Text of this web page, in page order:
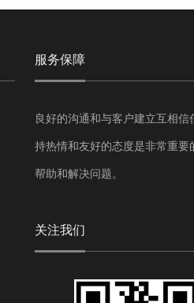
服务保障
良好的沟通和与客户建立互相
持热情和友好的态度是非常重要
帮助和解决问题。
关注我们